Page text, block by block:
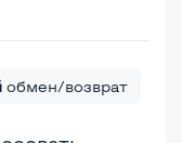
обмен/возврат